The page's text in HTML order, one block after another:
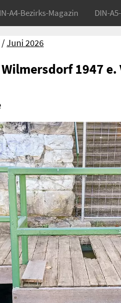
A4-Bezirks-Magazin DIN-
Juni 2026
1947 e.